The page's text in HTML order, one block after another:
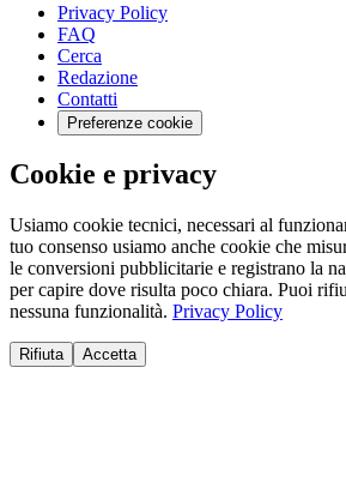
Privacy Policy
FAQ
Cerca
Redazione
Contatti
Preferenze cookie
Cookie e privacy
Usiamo cookie tecnici, necessari al
tuo consenso usiamo anche cookie che
le conversioni pubblicitarie e registrano la
per capire dove risulta poco chiara. Puoi
nessuna funzionalità. Privacy Policy
Rifiuta Accetta